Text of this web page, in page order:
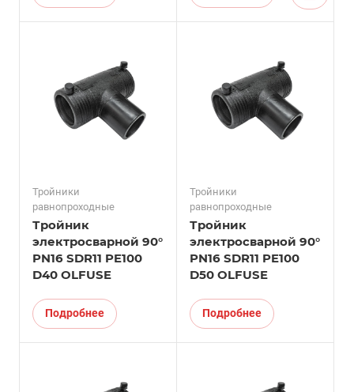
Тройники
равнопроходные
Тройник
электросварной 90°
PN16 SDR11 PE100
D40 OLFUSE
Подробнее
Тройники
равнопроходные
Тройник
электросварной 90°
PN16 SDR11 PE100
D50 OLFUSE
Подробнее